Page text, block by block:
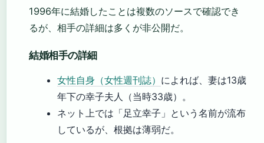
1996年に結婚したことは複数のソースで確認でき
るが、相手の詳細は多くが非公開だ。
結婚相手の詳細
女性自身（女性週刊誌） によれば、妻は13歳
年下の幸子夫人（当時33歳）。
ネット上では「足立幸子」という名前が流布
しているが、根拠は薄弱だ。